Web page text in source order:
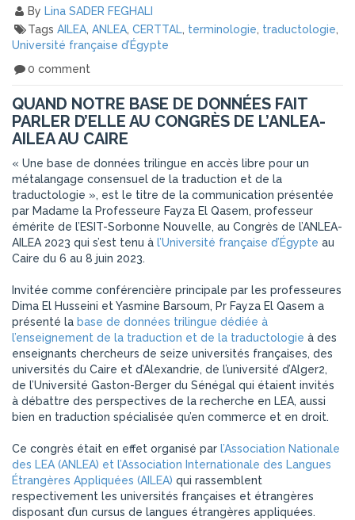
By Lina SADER FEGHALI
Tags AILEA, ANLEA, CERTTAL, terminologie, traductologie,
Université française d’Égypte
0 comment
QUAND NOTRE BASE DE DONNÉES FAIT
PARLER D’ELLE AU CONGRÈS DE L’ANLEA-
AILEA AU CAIRE
« Une base de données trilingue en accès libre pour un
métalangage consensuel de la traduction et de la
traductologie », est le titre de la communication présentée
par Madame la Professeure Fayza El Qasem, professeur
émérite de l’ESIT-Sorbonne Nouvelle, au Congrès de l’ANLEA-
AILEA 2023 qui s’est tenu à l’Université française d’Égypte au
Caire du 6 au 8 juin 2023.
Invitée comme conférencière principale par les professeures
Dima El Husseini et Yasmine Barsoum, Pr Fayza El Qasem a
présenté la base de données trilingue dédiée à
l’enseignement de la traduction et de la traductologie à des
enseignants chercheurs de seize universités françaises, des
universités du Caire et d’Alexandrie, de l’université d’Alger2,
de l’Université Gaston-Berger du Sénégal qui étaient invités
à débattre des perspectives de la recherche en LEA, aussi
bien en traduction spécialisée qu’en commerce et en droit.
Ce congrès était en effet organisé par l’Association Nationale
des LEA (ANLEA) et l’Association Internationale des Langues
Étrangères Appliquées (AILEA) qui rassemblent
respectivement les universités françaises et étrangères
disposant d’un cursus de langues étrangères appliquées.